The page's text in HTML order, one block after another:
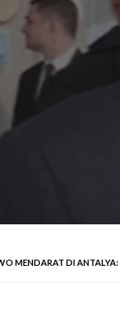
MENDARAT DI